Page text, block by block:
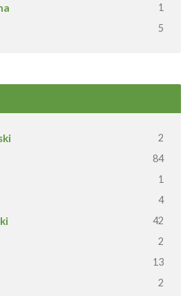
1
5
2
84
1
4
42
2
13
2